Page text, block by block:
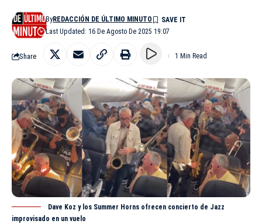
Last Updated: 16 De Agosto De 2025 19:07
ByREDACCIÓN DE ÚLTIMO MINUTO
Share 1 Min Read
Dave Koz y los Summer Horns ofrecen concierto de Jazz
improvisado en un vuelo